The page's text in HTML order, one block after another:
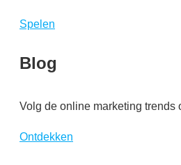
Spelen
Blog
Volg de online marketing trends
Ontdekken